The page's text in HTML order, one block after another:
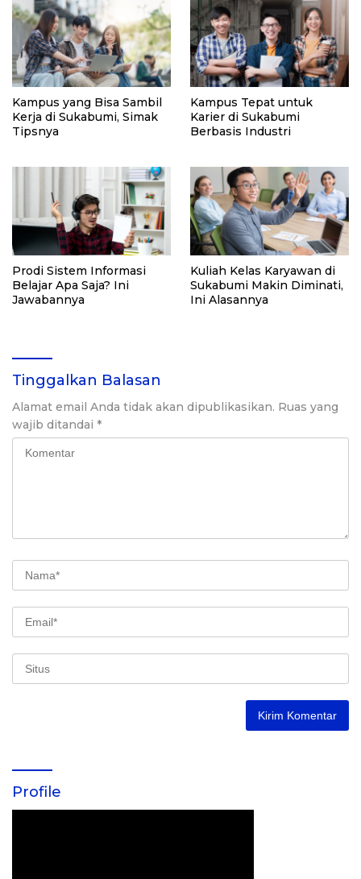
Kampus yang Bisa Sambil
Kerja di Sukabumi, Simak
Tipsnya
Kampus Tepat untuk
Karier di Sukabumi
Berbasis Industri
Prodi Sistem Informasi
Belajar Apa Saja? Ini
Jawabannya
Kuliah Kelas Karyawan di
Sukabumi Makin Diminati,
Ini Alasannya
Tinggalkan Balasan
Alamat email Anda tidak akan dipublikasikan. Ruas yang
wajib ditandai *
Profile